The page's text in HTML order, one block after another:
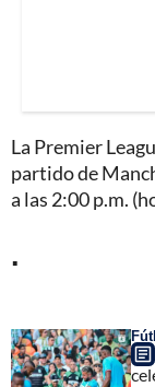
La Premier
partido de
a las 2:00 p.m.
.